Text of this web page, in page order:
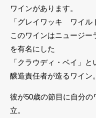
ワインがあります。
「グレイワッキ ワイル
このワインはニュージ
を有名にした
「クラウディ・ベイ」
醸造責任者が造るワイン。
彼が50歳の節目に自分
立。